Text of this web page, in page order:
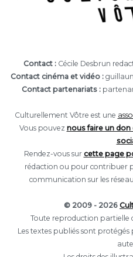
Contact :Cécile Desbrun
Contact cinéma et vidéo :
Contact partenariats :
Culturellement Vôtre est une
Vous pouvez nous faire un don
Rendez-vous sur cette page
rédaction ou pour contribuer
communication sur les
© 2009 - 2026
Toute reproduction partielle
Les textes publiés sont protégés